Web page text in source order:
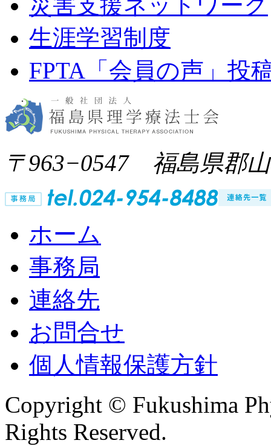
災害支援ネットワーク
生涯学習制度
FPTA「会員の声」投
〒963−0547 福島県郡
ホーム
事務局
連絡先
お問合せ
個人情報保護方針
Copyright © Fukushima
Rights Reserved.